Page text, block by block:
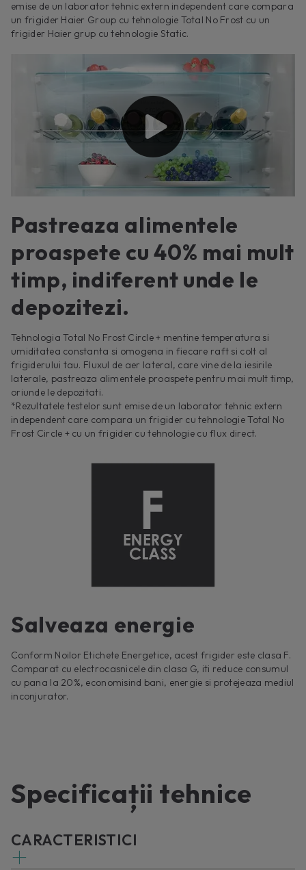
emise de un laborator tehnic extern independent care compara
un frigider Haier Group cu tehnologie Total No Frost cu un
frigider Haier grup cu tehnologie Static.
Pastreaza alimentele
proaspete cu 40% mai mult
timp, indiferent unde le
depozitezi.
Tehnologia Total No Frost Circle + mentine temperatura si
umiditatea constanta si omogena in fiecare raft si colt al
frigiderului tau. Fluxul de aer lateral, care vine de la iesirile
laterale, pastreaza alimentele proaspete pentru mai mult timp,
oriunde le depozitati.
*Rezultatele testelor sunt emise de un laborator tehnic extern
independent care compara un frigider cu tehnologie Total No
Frost Circle + cu un frigider cu tehnologie cu flux direct.
Salveaza energie
Conform Noilor Etichete Energetice, acest frigider este clasa F.
Comparat cu electrocasnicele din clasa G, iti reduce consumul
cu pana la 20%, economisind bani, energie si protejeaza mediul
inconjurator.
Specificații tehnice
CARACTERISTICI